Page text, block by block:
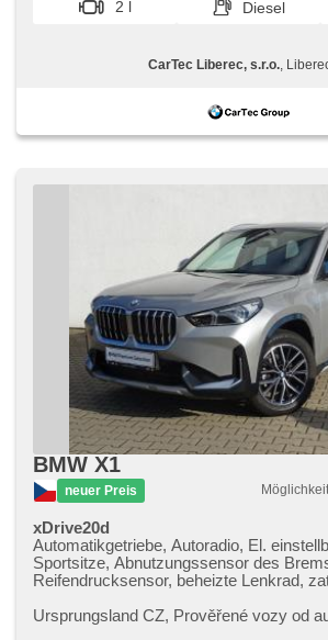
2 l
Diesel
CarTec Liberec, s.r.o. ,
BMW X1
neuer Preis
xDrive20d
Automatikgetriebe, Autoradio, El.
Sportsitze, Abnutzungssensor des
Reifendrucksensor, beheizte Lenkrad,
odemykání, bezklíčové startování,
Ursprungsland CZ,​ Prověřené vozy od